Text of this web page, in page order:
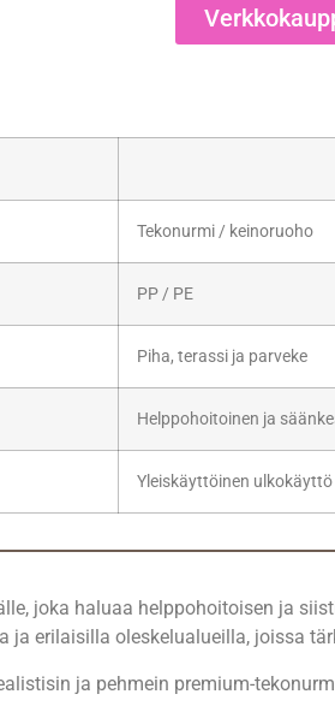
Tekonurmi / keinoruoho
PP / PE
Piha, terassi ja parveke
Helppohoitoinen ja
Yleiskäyttöinen ulkokäyttö
joka haluaa helppohoitoisen ja
ja erilaisilla oleskelualueilla, joissa
ja pehmein premium-